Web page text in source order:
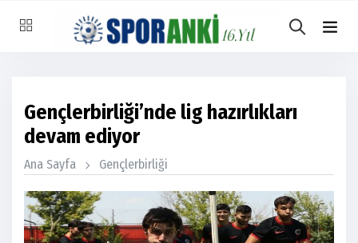
Gençlerbirliği’nde lig hazırlıkları
devam ediyor
Ana Sayfa Gençlerbirliği